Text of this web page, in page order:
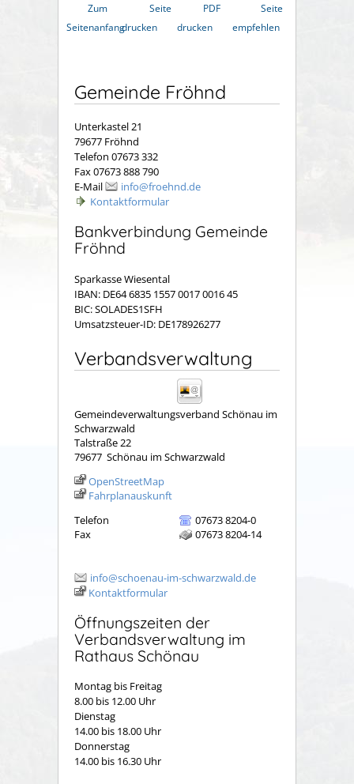
Zum
Seitenanfang
Seite
drucken
PDF
drucken
Seite
empfehlen
Gemeinde Fröhnd
Unterkastel 21
79677 Fröhnd
Telefon 07673 332
Fax 07673 888 790
E-Mail
info@froehnd.de
Kontaktformular
Bankverbindung Gemeinde
Fröhnd
Sparkasse Wiesental
IBAN: DE64 6835 1557 0017 0016 45
BIC: SOLADES1SFH
Umsatzsteuer-ID: DE178926277
Verbandsverwaltung
Gemeindeverwaltungsverband Schönau im
Schwarzwald
Talstraße 22
79677 Schönau im Schwarzwald
OpenStreetMap
Fahrplanauskunft
Telefon
07673 8204-0
Fax
07673 8204-14
info@schoenau-im-schwarzwald.de
Kontaktformular
Öffnungszeiten der
Verbandsverwaltung im
Rathaus Schönau
Montag bis Freitag
8.00 bis 12.00 Uhr
Dienstag
14.00 bis 18.00 Uhr
Donnerstag
14.00 bis 16.30 Uhr